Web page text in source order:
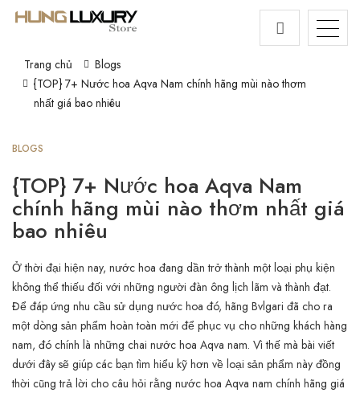
Trang chủ
Blogs
{TOP} 7+ Nước hoa Aqva Nam chính hãng mùi nào thơm
nhất giá bao nhiêu
BLOGS
{TOP} 7+ Nước hoa Aqva Nam
chính hãng mùi nào thơm nhất giá
bao nhiêu
Ở thời đại hiện nay, nước hoa đang dần trở thành một loại phụ kiện
không thể thiếu đối với những người đàn ông lịch lãm và thành đạt.
Để đáp ứng nhu cầu sử dụng nước hoa đó, hãng Bvlgari đã cho ra
một dòng sản phẩm hoàn toàn mới để phục vụ cho những khách hàng
nam, đó chính là những chai nước hoa Aqva nam. Vì thế mà bài viết
dưới đây sẽ giúp các bạn tìm hiểu kỹ hơn về loại sản phẩm này đồng
thời cũng trả lời cho câu hỏi rằng nước hoa Aqva nam chính hãng giá